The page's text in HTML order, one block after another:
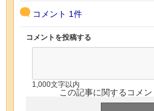
コメント 1件
コメントを投稿する
1,000文字以内
この記事に関するコメ